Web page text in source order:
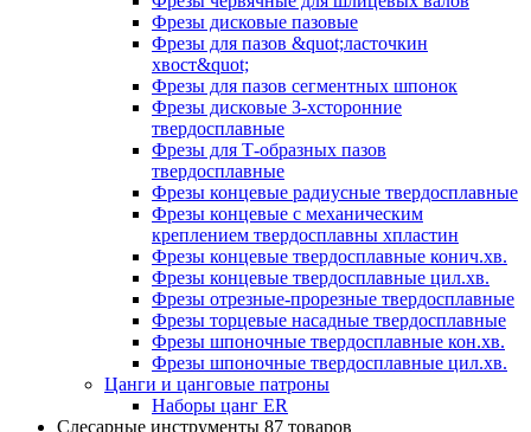
Фрезы дисковые пазовые
Фрезы для пазов &quot;ласточкин
хвост&quot;
Фрезы для пазов сегментных шпонок
Фрезы дисковые 3-хсторонние
твердосплавные
Фрезы для Т-образных пазов
твердосплавные
Фрезы концевые радиусные твердосплавные
Фрезы концевые с механическим
креплением твердосплавны хпластин
Фрезы концевые твердосплавные конич.хв.
Фрезы концевые твердосплавные цил.хв.
Фрезы отрезные-прорезные твердосплавные
Фрезы торцевые насадные твердосплавные
Фрезы шпоночные твердосплавные кон.хв.
Фрезы шпоночные твердосплавные цил.хв.
Цанги и цанговые патроны
Наборы цанг ER
Слесарные инструменты 87 товаров